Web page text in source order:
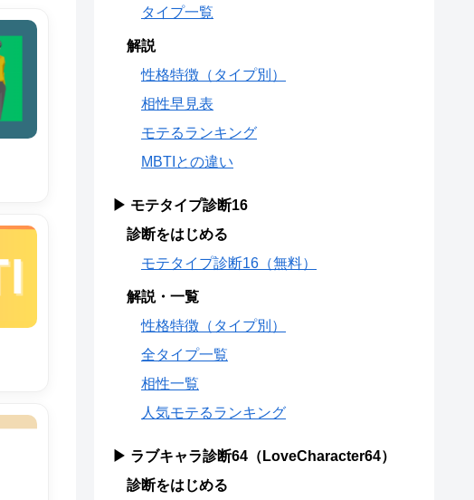
タイプ一覧
解説
性格特徴（タイプ別）
相性早見表
モテるランキング
MBTIとの違い
▶ モテタイプ診断16
診断をはじめる
モテタイプ診断16（無料）
解説・一覧
性格特徴（タイプ別）
全タイプ一覧
相性一覧
人気モテるランキング
▶ ラブキャラ診断64（LoveCharacter64）
診断をはじめる